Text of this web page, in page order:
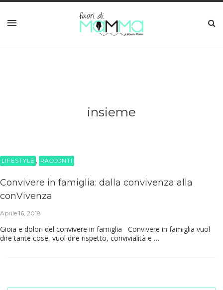
insieme
LIFESTYLE RACCONTI
Convivere in famiglia: dalla convivenza alla
conVivenza
Aprile 16, 2018
Gioia e dolori del convivere in famiglia Convivere in famiglia vuol
dire tante cose, vuol dire rispetto, convivialità e …